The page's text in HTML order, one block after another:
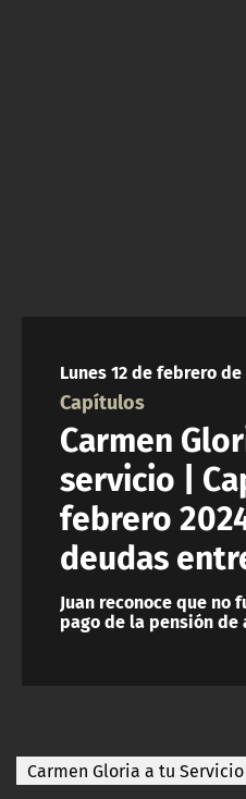
Lunes 12 de febrero de
Capítulos
Carmen
servicio |
febrero
deudas
Juan reconoce que no
pago de la pensión
Carmen Gloria a tu Servicio